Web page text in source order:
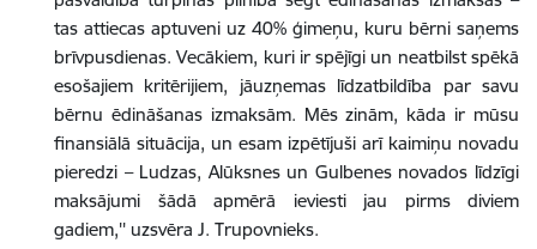
tas attiecas aptuveni uz 40% ģimeņu, kuru bērni saņems
brīvpusdienas. Vecākiem, kuri ir spējīgi un neatbilst spēkā
esošajiem kritērijiem, jāuzņemas līdzatbildība par savu
bērnu ēdināšanas izmaksām. Mēszinām, kāda ir mūsu
finansiālā situācija, un esam izpētījuši arī kaimiņu novadu
pieredzi – Ludzas, Alūksnes un Gulbenes novados līdzīgi
maksājumi šādā apmērā ieviesti jau pirms diviem
gadiem,'' uzsvēra J. Trupovnieks.